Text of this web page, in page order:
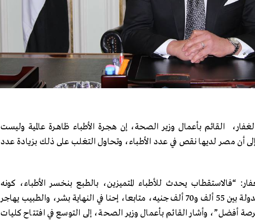
القائم بأعمال وزير الصحة، إن هجـرة الأطباء ظاهــرة عالمية وليست
أن مصر لديها نقص في عدد الأطباء، وتحاول التغلب على ذلك بزيادة عدد
“فالاستقطاب يحدث للأطباء المتميزين، بالطبع بنخسر الأطباء، كونه
الطبيب يكلف الدولة بين 55 ألف و70 ألف جنيه، متابعا، إحنا في النهاية بشر، والطبيب يهاجر
أفضل”، وأشار القائم بأعمال وزير الصحة، إلى التوسع في افتتاح كليات